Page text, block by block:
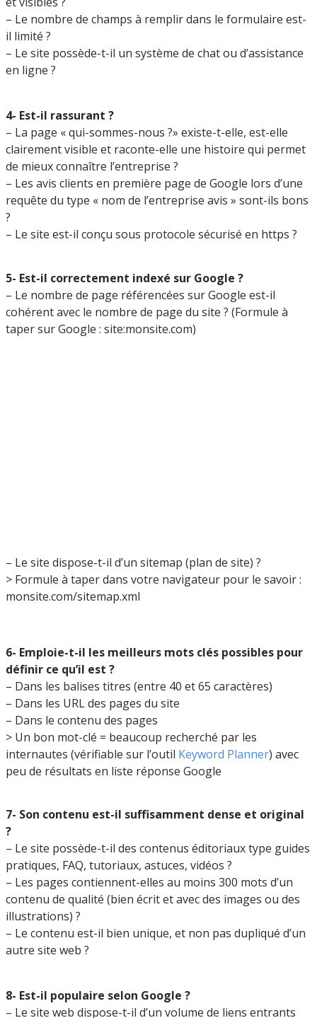
– Le nombre de champs à remplir dans le formulaire est-
il limité ?
– Le site possède-t-il un système de chat ou d’assistance
en ligne ?
4- Est-il rassurant ?
– La page « qui-sommes-nous ?» existe-t-elle, est-elle
clairement visible et raconte-elle une histoire qui permet
de mieux connaître l’entreprise ?
– Les avis clients en première page de Google lors d’une
requête du type « nom de l’entreprise avis » sont-ils bons
?
– Le site est-il conçu sous protocole sécurisé en https ?
5- Est-il correctement indexé sur Google ?
– Le nombre de page référencées sur Google est-il
cohérent avec le nombre de page du site ? (Formule à
taper sur Google : site:monsite.com)
– Le site dispose-t-il d’un sitemap (plan de site) ?
> Formule à taper dans votre navigateur pour le savoir :
monsite.com/sitemap.xml
6- Emploie-t-il les meilleurs mots clés possibles pour
définir ce qu’il est ?
– Dans les balises titres (entre 40 et 65 caractères)
– Dans les URL des pages du site
– Dans le contenu des pages
> Un bon mot-clé = beaucoup recherché par les
internautes (vérifiable sur l’outil Keyword Planner) avec
peu de résultats en liste réponse Google
7- Son contenu est-il suffisamment dense et original
?
– Le site possède-t-il des contenus éditoriaux type guides
pratiques, FAQ, tutoriaux, astuces, vidéos ?
– Les pages contiennent-elles au moins 300 mots d’un
contenu de qualité (bien écrit et avec des images ou des
illustrations) ?
– Le contenu est-il bien unique, et non pas dupliqué d’un
autre site web ?
8- Est-il populaire selon Google ?
– Le site web dispose-t-il d’un volume de liens entrants